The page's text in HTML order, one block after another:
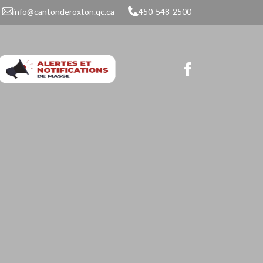
info@cantonderoxton.qc.ca 450-548-2500